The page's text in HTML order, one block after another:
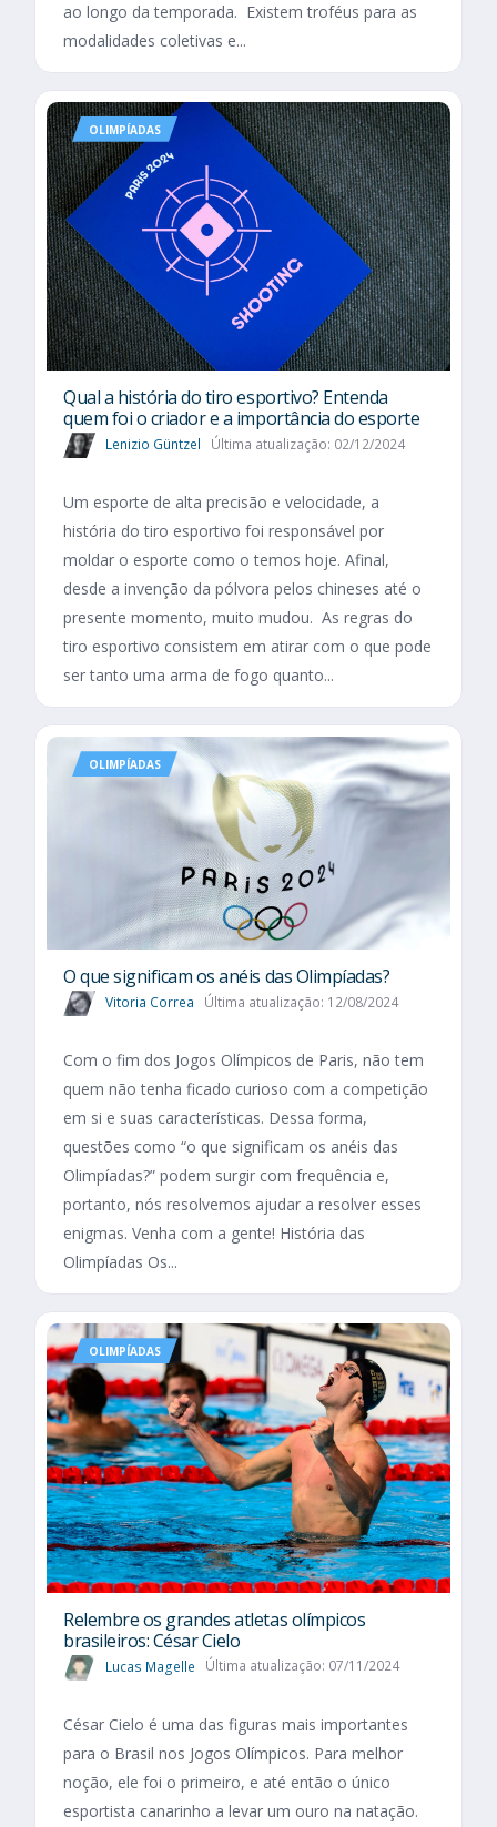
ao longo da temporada. Existem troféus para as
modalidades coletivas e...
OLIMPÍADAS
Qual a história do tiro esportivo? Entenda
quem foi o criador e a importância do esporte
Lenizio Güntzel Última atualização: 02/12/2024
Um esporte de alta precisão e velocidade, a
história do tiro esportivo foi responsável por
moldar o esporte como o temos hoje. Afinal,
desde a invenção da pólvora pelos chineses até o
presente momento, muito mudou. As regras do
tiro esportivo consistem em atirar com o que pode
ser tanto uma arma de fogo quanto...
OLIMPÍADAS
O que significam os anéis das Olimpíadas?
Vitoria Correa Última atualização: 12/08/2024
Com o fim dos Jogos Olímpicos de Paris, não tem
quem não tenha ficado curioso com a competição
em si e suas características. Dessa forma,
questões como “o que significam os anéis das
Olimpíadas?” podem surgir com frequência e,
portanto, nós resolvemos ajudar a resolver esses
enigmas. Venha com a gente! História das
Olimpíadas Os...
OLIMPÍADAS
Relembre os grandes atletas olímpicos
brasileiros: César Cielo
Lucas Magelle Última atualização: 07/11/2024
César Cielo é uma das figuras mais importantes
para o Brasil nos Jogos Olímpicos. Para melhor
noção, ele foi o primeiro, e até então o único
esportista canarinho a levar um ouro na natação.